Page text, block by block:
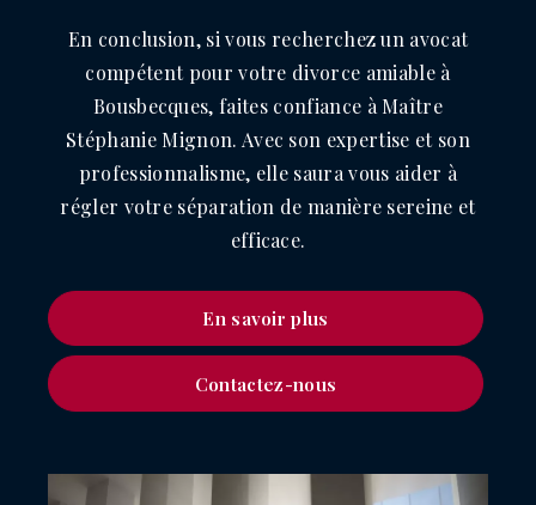
En conclusion, si vous recherchez un avocat
compétent pour votre divorce amiable à
Bousbecques, faites confiance à Maître
Stéphanie Mignon. Avec son expertise et son
professionnalisme, elle saura vous aider à
régler votre séparation de manière sereine et
efficace.
En savoir plus
Contactez-nous